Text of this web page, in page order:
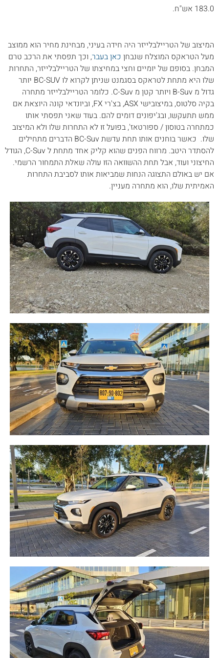
183.0 אש"ח.
המיצוב של הטריילבלייזר היה חידה בעיני, מבחינת מחיר הוא ממוצב
מעל הטראקס המוצלח שנבחן כאן בעבר, וכך תפסתי את הרכב טרם
המבחן. בסופם של יומיים וחצי במחיצתו של הטריילבלייזר, התחרות
שלו היא מתחת לטראקס בסגמנט שניתן לקרוא לו BC-SUV יותר
גדול מ B-Suv ויותר קטן מ C-Suv. כלומר הטריילבלייזר מתחרה
בקיה סלטוס, במיצובישי ASX, בצ'רי FX, וביונדאי קונה היוצאת אם
ממש תתעקשו, ובג'יפונים דומים להם. בעוד שאני תפסתי אותו
כמתחרה בטוסון / ספורטאז', בפועל זו לא התחרות שלו ולא המיצוב
שלו. כאשר בוחנים אותו תחת עדשת BC-Suv הדברים מתחילים
להסתדר היטב. מרווח הפנים שהוא קליק אחד מתחת ל C-Suv, הגודל
החיצוני ועוד, אבל תחת ההשוואה הזו עולה שאלת התמחור הרשמי.
אם יש באולם התצוגה הנחות שמביאות אותו לסביבת התחרות
האמיתית שלו, הוא מתחרה מעניין.